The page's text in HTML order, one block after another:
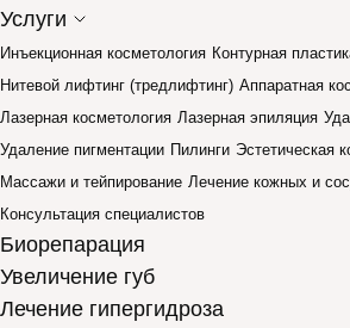
Услуги
Инъекционная косметология Контурная
Нитевой лифтинг (тредлифтинг) Аппаратная
Лазерная косметология Лазерная эпиляция
Удаление пигментации Пилинги Эстетическая
Массажи и тейпирование Лечение кожных и
Консультация специалистов
Биорепарация
Увеличение губ
Лечение гипергидроза